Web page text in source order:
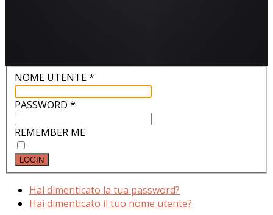
NOME UTENTE*
PASSWORD *
REMEMBER ME
LOGIN
Hai dimenticato la tua password?
Hai dimenticato il tuo nome utente?